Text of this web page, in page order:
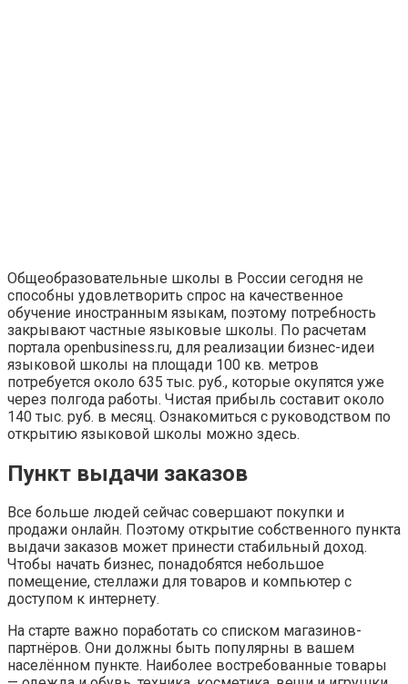
Общеобразовательные школы в России сегодня не
способны удовлетворить спрос на качественное
обучение иностранным языкам, поэтому потребность
закрывают частные языковые школы. По расчетам
портала openbusiness.ru, для реализации бизнес-идеи
языковой школы на площади 100 кв. метров
потребуется около 635 тыс. руб., которые окупятся уже
через полгода работы. Чистая прибыль составит около
140 тыс. руб. в месяц. Ознакомиться с руководством по
открытию языковой школы можно здесь.
Пункт выдачи заказов
Все больше людей сейчас совершают покупки и
продажи онлайн. Поэтому открытие собственного пункта
выдачи заказов может принести стабильный доход.
Чтобы начать бизнес, понадобятся небольшое
помещение, стеллажи для товаров и компьютер с
доступом к интернету.
На старте важно поработать со списком магазинов-
партнёров. Они должны быть популярны в вашем
населённом пункте. Наиболее востребованные товары